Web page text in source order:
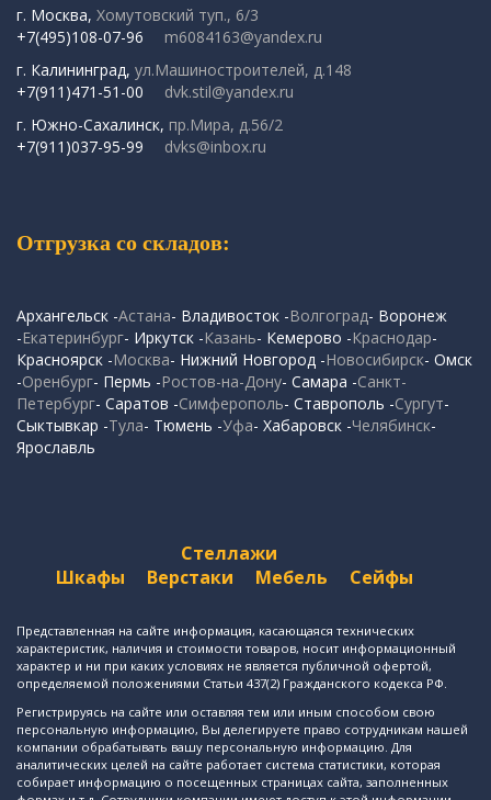
г. Москва, Хомутовский туп., 6/3
+7(495)108-07-96
m6084163@yandex.ru
г. Калининград, ул.Машиностроителей, д.148
+7(911)471-51-00
dvk.stil@yandex.ru
г. Южно-Сахалинск, пр.Мира, д.56/2
+7(911)037-95-99
dvks@inbox.ru
Отгрузка со складов:
Архангельск -Астана- Владивосток -Волгоград- Воронеж
-Екатеринбург- Иркутск -Казань- Кемерово -Краснодар-
Красноярск -Москва- Нижний Новгород -Новосибирск- Омск
-Оренбург- Пермь -Ростов-на-Дону- Самара -Санкт-
Петербург- Саратов -Симферополь- Ставрополь -Сургут-
Сыктывкар -Тула- Тюмень -Уфа- Хабаровск -Челябинск-
Ярославль
Стеллажи
Шкафы
Верстаки Мебель Сейфы
Представленная на сайте информация, касающаяся технических
характеристик, наличия и стоимости товаров, носит информационный
характер и ни при каких условиях не является публичной офертой,
определяемой положениями Статьи 437(2) Гражданского кодекса РФ.
Регистрируясь на сайте или оставляя тем или иным способом свою
персональную информацию, Вы делегируете право сотрудникам нашей
компании обрабатывать вашу персональную информацию. Для
аналитических целей на сайте работает система статистики, которая
собирает информацию о посещенных страницах сайта, заполненных